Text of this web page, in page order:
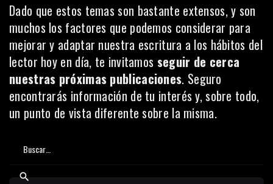
Dado que estos temas son bastante extensos, y son
muchos los factores que podemos considerar para
mejorar y adaptar nuestra escritura a los hábitos del
lector hoy en día, te invitamos seguir de cerca
nuestras próximas publicaciones. Seguro
encontrarás información de tu interés y, sobre todo,
un punto de vista diferente sobre la misma.